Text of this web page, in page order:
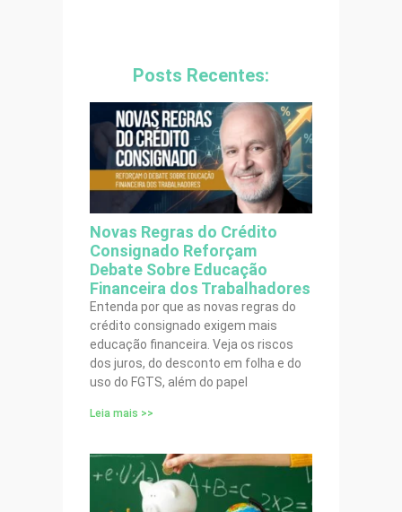
Posts Recentes:
Novas Regras do Crédito
Consignado Reforçam
Debate Sobre Educação
Financeira dos Trabalhadores
Entenda por que as novas regras do
crédito consignado exigem mais
educação financeira. Veja os riscos
dos juros, do desconto em folha e do
uso do FGTS, além do papel
Leia mais >>